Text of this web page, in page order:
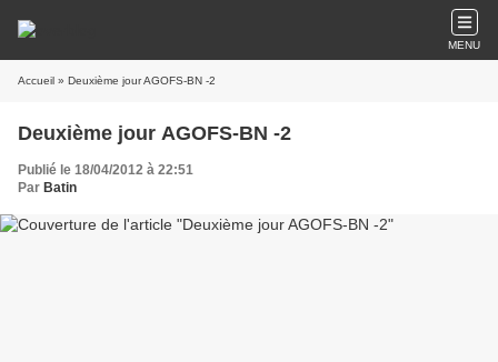
MENU
Accueil » Deuxième jour AGOFS-BN -2
Deuxième jour AGOFS-BN -2
Publié le 18/04/2012 à 22:51
Par Batin